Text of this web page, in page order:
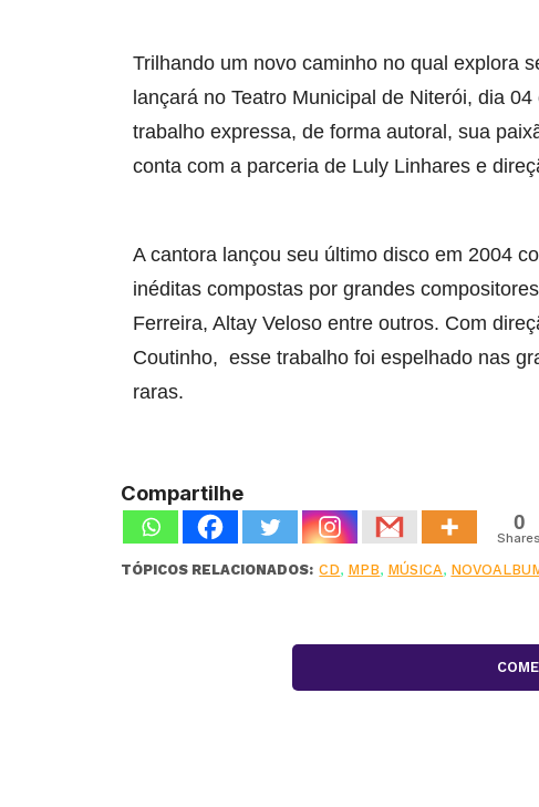
Trilhando um novo caminho no qual explora
lançará no Teatro Municipal de Niterói, dia
trabalho expressa, de forma autoral, sua
conta com a parceria de Luly Linhares e
A cantora lançou seu último disco em 2004
inéditas compostas por grandes
Ferreira, Altay Veloso entre outros. Com
Coutinho, esse trabalho foi espelhado nas
raras.
Compartilhe
0
Shares
TÓPICOS RELACIONADOS: CD, MPB, MÚSICA,